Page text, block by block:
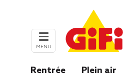
MENU
Rentrée Plein air